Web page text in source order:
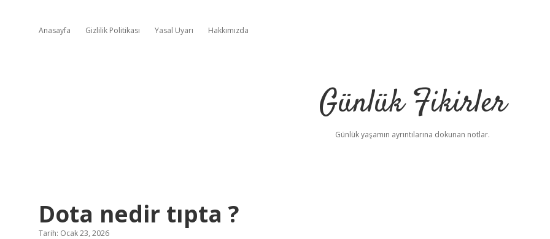
Anasayfa Gizlilik Politikası Yasal Uyarı Hakkımızda
Günlük Fikirler
Günlük yaşamın ayrıntılarına dokunan notlar.
Dota nedir tıpta ?
Tarih: Ocak 23, 2026